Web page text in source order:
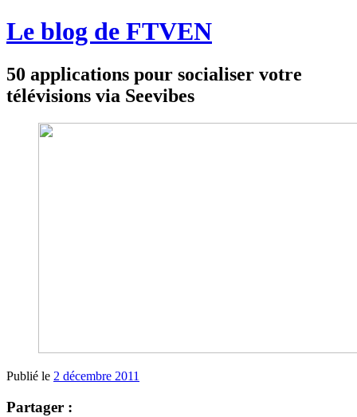
Le blog de FTVEN
50 applications pour socialiser votre
télévisions via Seevibes
Publié le 2 décembre 2011
Partager :